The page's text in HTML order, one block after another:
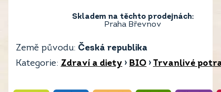
Skladem na těchto prodejnách:
Praha Břevnov
Země původu: Česká republika
Kategorie: Zdraví a diety › BIO › Trvanlivé